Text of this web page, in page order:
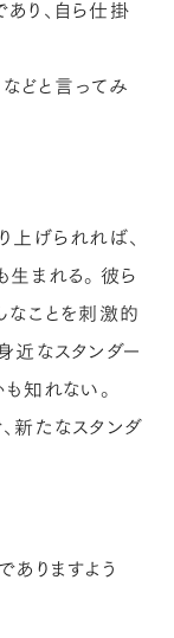
り、自ら仕掛
どと言ってみ
上げられれば、
生まれる。彼ら
なことを刺激的
近なスタンダー
知れない。
新たなスタンダ
ありますよう